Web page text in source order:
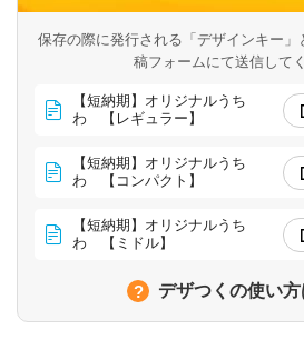
保存の際に発行される「デザインキー」
稿フォームにて送信して
【短納期】オリジナルうち
わ 【レギュラー】
【短納期】オリジナルうち
わ 【コンパクト】
【短納期】オリジナルうち
わ 【ミドル】
デザつくの使い方